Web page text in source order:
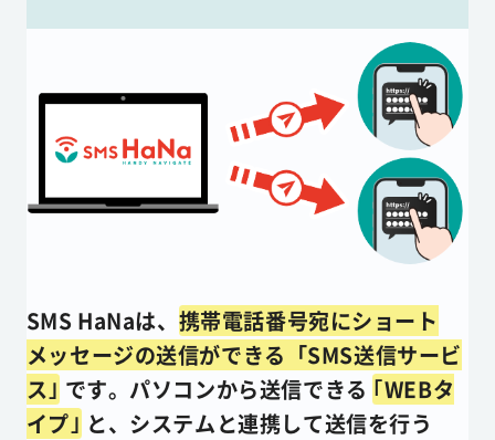
SMS HaNaは、 携帯電話番号宛にショート
メッセージの送信ができる「SMS送信サービ
ス｣ です。パソコンから送信できる ｢WEBタ
イプ｣ と、システムと連携して送信を行う